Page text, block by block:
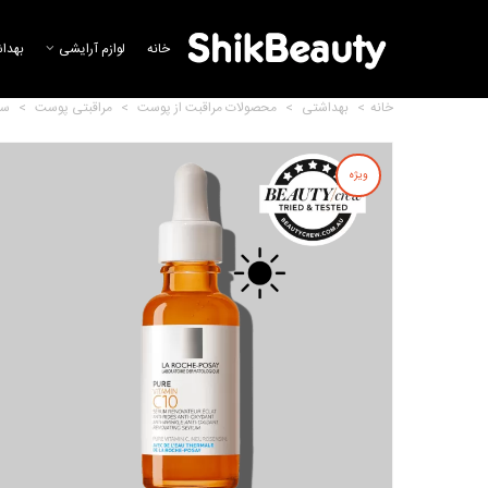
خانه لوازم آرایشی
خانه > بهداشتی > محصولات مراقبت از پوست > مراقبتی پوست >
ویژه
پوزای
سرم روشن کننده ویتامین سی
گارنیر
3,275,842 تومان